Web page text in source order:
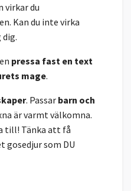
virkar du
Kan du inte virka
pressa fast en text
mage.
. Passar barn och
är varmt välkomna.
till! Tänka att få
gosedjur som DU